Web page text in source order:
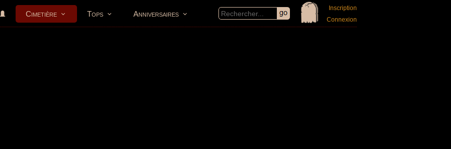
Cimetière Tops Anniversaires
Inscription
Connexion